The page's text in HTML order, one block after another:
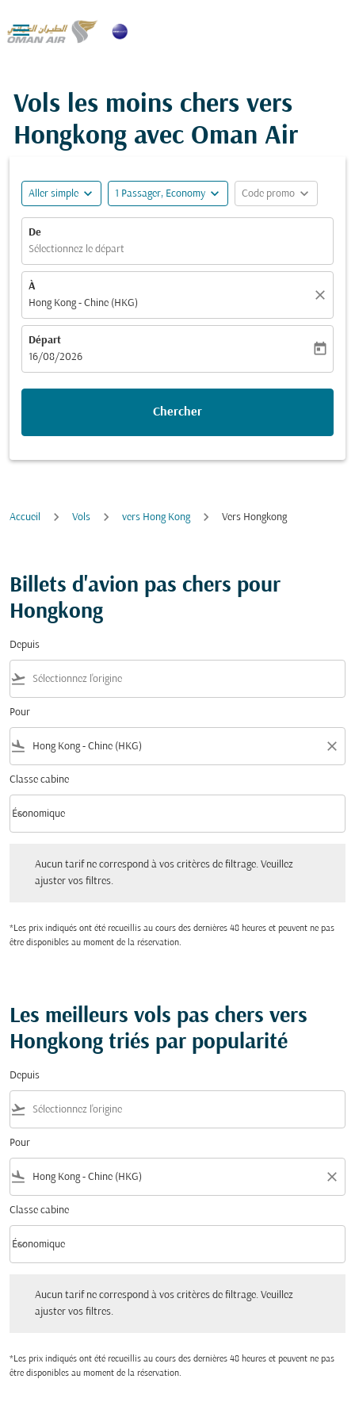

Vols les moins chers vers
Hongkong avec Oman Air
Aller simple expand_more 1 Passager, Economy expand_more Code promo expand_more
De
Sélectionnez le départ
À
Hong Kong - Chine (HKG)
close
Départ
fc-booking-departure-date-aria-label
16/08/2026
today
Chercher
Accueil Vols vers Hong Kong Vers Hongkong
Billets d'avion pas chers pour
Hongkong
Depuis
flight_takeoff
Pour
flight_land close
Classe cabine
Classe cabine option Économique Selected
Économique
keyboard_arrow_down
Aucun tarif ne correspond à vos critères de filtrage. Veuillez
ajuster vos filtres.
*Les prix indiqués ont été recueillis au cours des dernières 48 heures et peuvent ne pas
être disponibles au moment de la réservation.
Les meilleurs vols pas chers vers
Hongkong triés par popularité
Depuis
flight_takeoff
Pour
flight_land close
Classe cabine
Classe cabine option Économique Selected
Économique
keyboard_arrow_down
Aucun tarif ne correspond à vos critères de filtrage. Veuillez
ajuster vos filtres.
*Les prix indiqués ont été recueillis au cours des dernières 48 heures et peuvent ne pas
être disponibles au moment de la réservation.